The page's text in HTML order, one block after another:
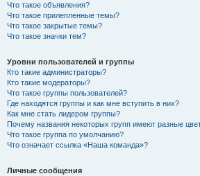
Что такое объявления?
Что такое прилепленные темы?
Что такое закрытые темы?
Что такое значки тем?
Уровни пользователей и группы
Кто такие администраторы?
Кто такие модераторы?
Что такое группы пользователей?
Где находятся группы и как мне вступить в них?
Как мне стать лидером группы?
Почему названия некоторых групп имеют разные
Что такое группа по умолчанию?
Что означает ссылка «Наша команда»?
Личные сообщения